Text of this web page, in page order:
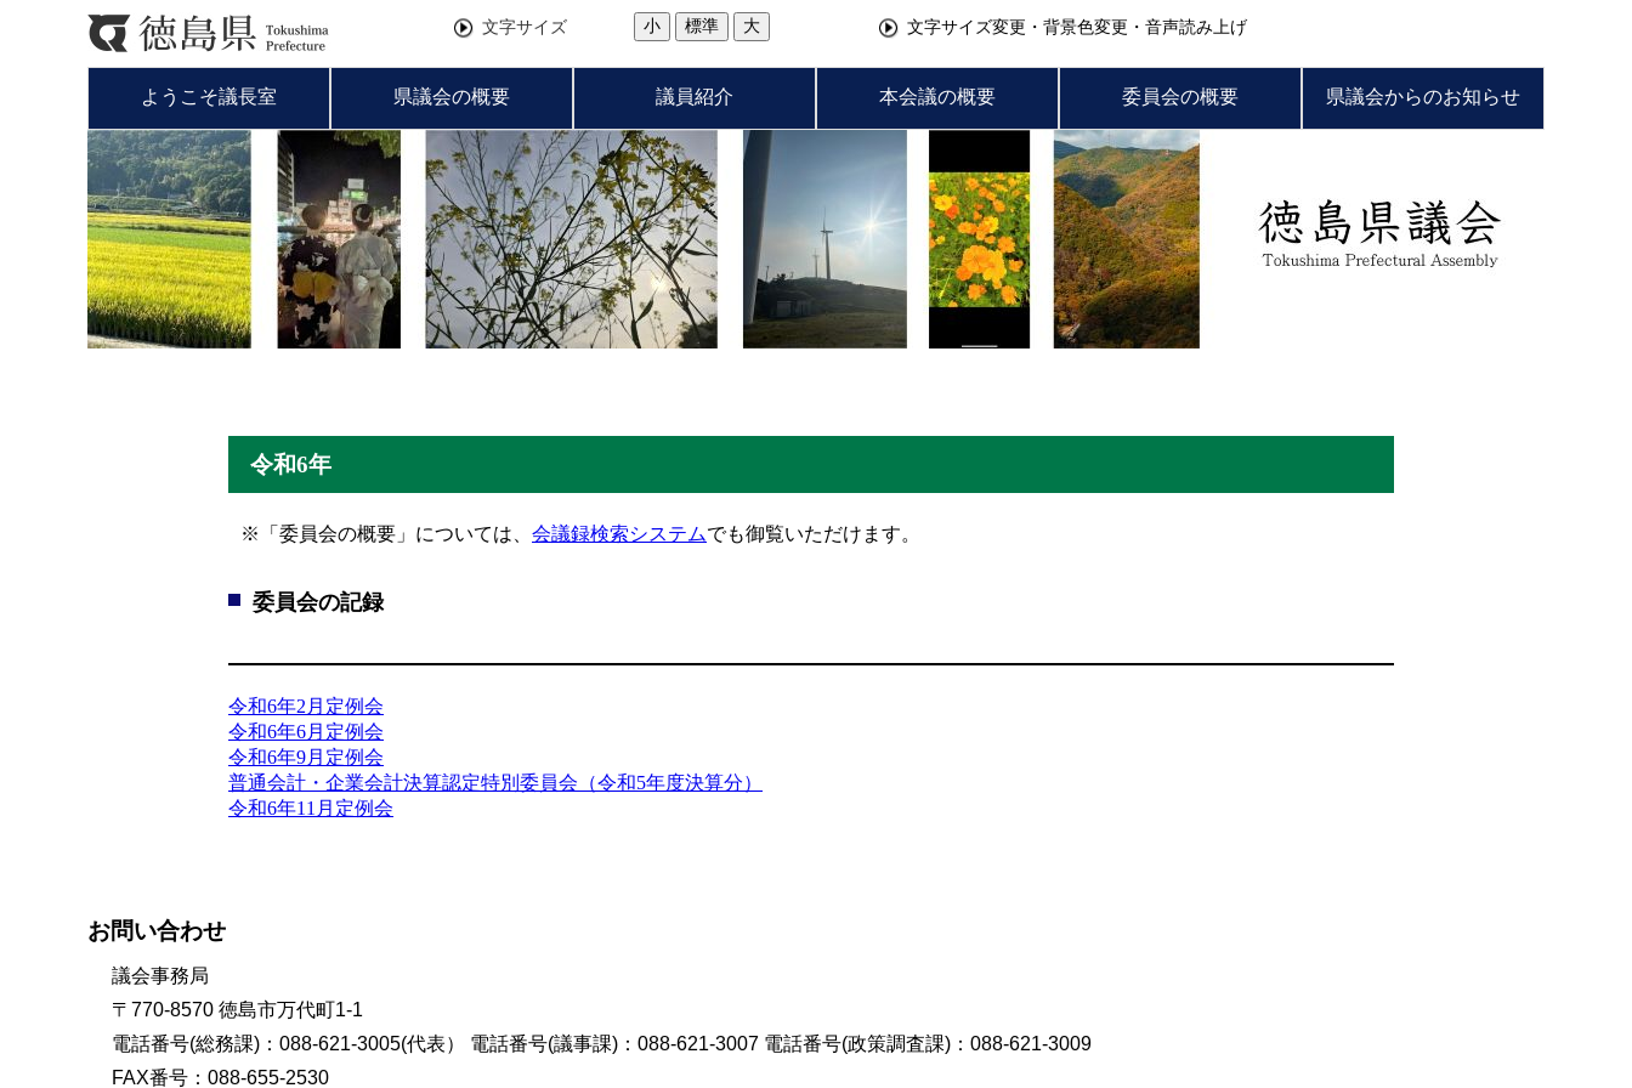
文字サイズ 小 標準 大 文字サイズ変更・背景色変更・音声読み上げ
ようこそ議長室 県議会の概要 議員紹介 本会議の概要 委員会の概要 県議会からのお知らせ
令和6年
※「委員会の概要」については、 会議録検索システムでも御覧いただけます。
委員会の記録
令和6年2月定例会
令和6年6月定例会
令和6年9月定例会
普通会計・企業会計決算認定特別委員会（令和5年度決算分）
令和6年11月定例会
お問い合わせ
議会事務局
〒770-8570 徳島市万代町1-1
電話番号(総務課)：088-621-3005(代表） 電話番号(議事課)：088-621-3007 電話番号(政策調査課)：088-621-3009
FAX番号：088-655-2530